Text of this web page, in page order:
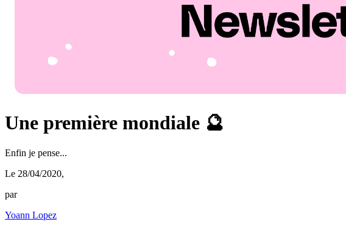
Une première mondiale 🔮
Enfin je pense...
Le 28/04/2020,
par
Yoann Lopez